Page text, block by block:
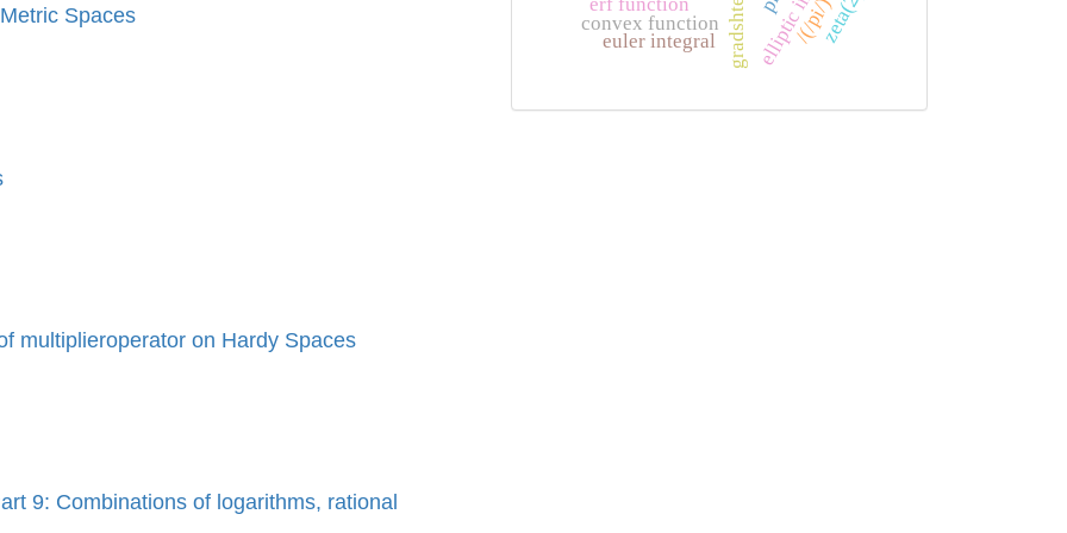
Spaces
multiplieroperator on Hardy Spaces
9: Combinations of logarithms, rational
convex function
euler integral /(/pi/)zeta(2)